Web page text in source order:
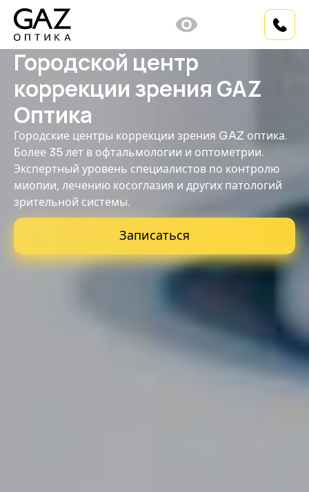
Городской центр
коррекции зрения GAZ
Оптика
Городские центры коррекции зрения GAZ оптика.
Более 35 лет в офтальмологии и оптометрии.
Экспертный уровень специалистов по контролю
миопии, лечению косоглазия и других патологий
зрительной системы.
Записаться